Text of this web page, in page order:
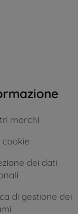
marchi
cookie
dei dati
di gestione dei